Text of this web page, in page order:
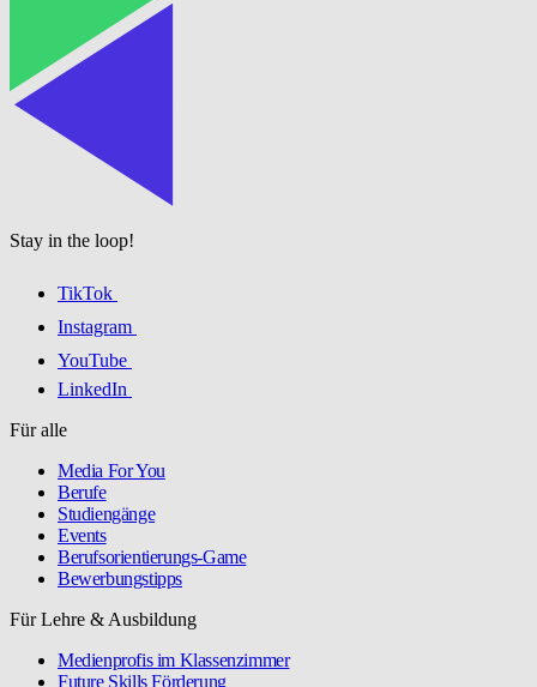
Stay in the loop!
TikTok
Instagram
YouTube
LinkedIn
Für alle
Media For You
Berufe
Studiengänge
Events
Berufsorientierungs-Game
Bewerbungstipps
Für Lehre & Ausbildung
Medienprofis im Klassenzimmer
Future Skills Förderung